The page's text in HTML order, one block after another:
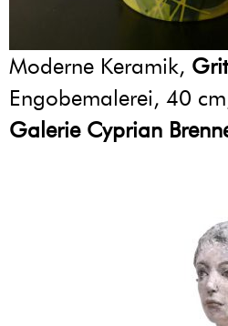
Moderne Keramik,
Engobemalerei, 40
Galerie Cyprian